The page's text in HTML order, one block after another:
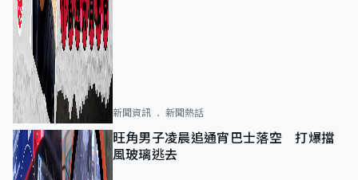
新聞資訊 新聞熱話
旺角男子凌晨追通宵巴士落空 打爆擋
風玻璃逃去